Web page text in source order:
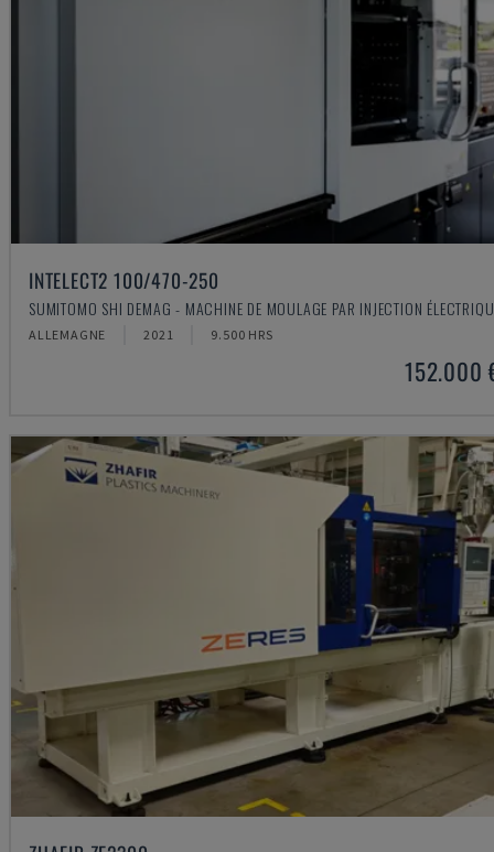
INTELECT2 100/470-250
SUMITOMO SHI DEMAG - MACHINE DE MOULAGE PAR INJECTION
ALLEMAGNE 2021 9.500 HRS
152.000